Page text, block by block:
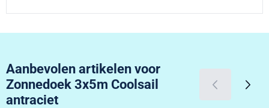
Aanbevolen artikelen voor
Zonnedoek 3x5m Coolsail
antraciet